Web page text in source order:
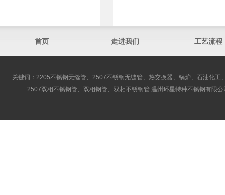
首页 走进我们 工艺流程
关键词：2205不锈钢无缝管、2507不锈钢无缝管、热交换器、锅炉、石油化
2507双相不锈钢管、双相钢管、双相不锈钢管 温州环星特种不锈钢有限